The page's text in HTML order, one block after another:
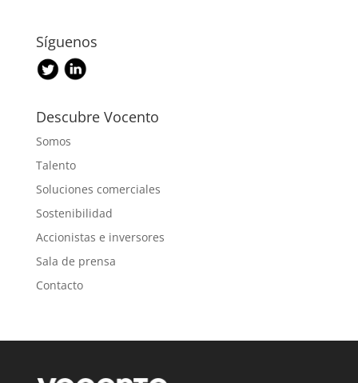
Síguenos
Descubre Vocento
Somos
Talento
Soluciones comerciales
Sostenibilidad
Accionistas e inversores
Sala de prensa
Contacto